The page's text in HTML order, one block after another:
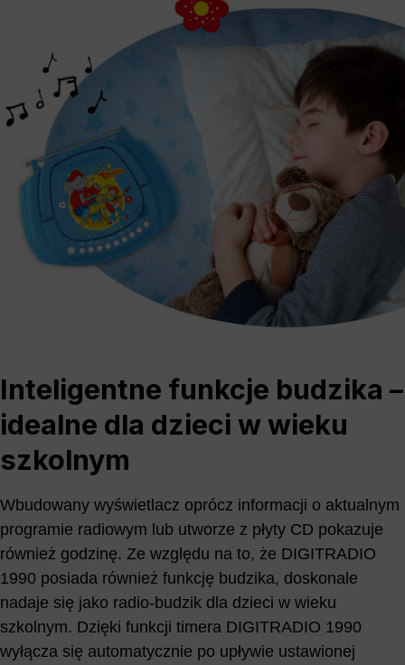
Inteligentne funkcje budzika –
idealne dla dzieci w wieku
szkolnym
Wbudowany wyświetlacz oprócz informacji o aktualnym
programie radiowym lub utworze z płyty CD pokazuje
również godzinę. Ze względu na to, że DIGITRADIO
1990 posiada również funkcję budzika, doskonale
nadaje się jako radio-budzik dla dzieci w wieku
szkolnym. Dzięki funkcji timera DIGITRADIO 1990
wyłącza się automatycznie po upływie ustawionej